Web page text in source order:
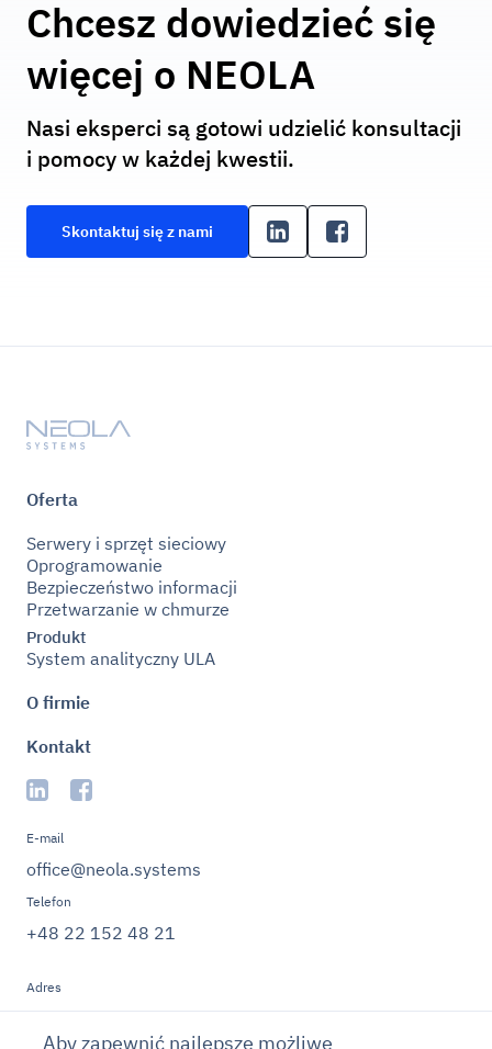
Chcesz dowiedzieć się
więcej o NEOLA
Nasi eksperci są gotowi udzielić konsultacji
i pomocy w każdej kwestii.
Skontaktuj się z nami
Oferta
Serwery i sprzęt sieciowy
Oprogramowanie
Bezpieczeństwo informacji
Przetwarzanie w chmurze
Produkt
System analityczny ULA
O firmie
Kontakt
E-mail
office@neola.systems
Telefon
+48 22 152 48 21
Adres
Aleja Stanów
Zjednoczonych, 59, 04-
Aby zapewnić najlepsze możliwe